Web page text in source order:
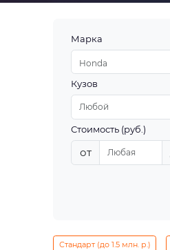
Марка
Honda
Кузов
Стоимость (руб.)
от
Стандарт (до 1.5 млн. р.)